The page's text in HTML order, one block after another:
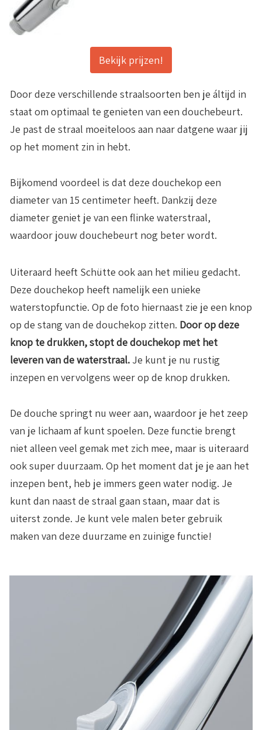
Bekijk prijzen!
Door deze verschillende straalsoorten ben je áltijd in
staat om optimaal te genieten van een douchebeurt.
Je past de straal moeiteloos aan naar datgene waar jij
op het moment zin in hebt.
Bijkomend voordeel is dat deze douchekop een
diameter van 15 centimeter heeft. Dankzij deze
diameter geniet je van een flinke waterstraal,
waardoor jouw douchebeurt nog beter wordt.
Uiteraard heeft Schütte ook aan het milieu gedacht.
Deze douchekop heeft namelijk een unieke
waterstopfunctie. Op de foto hiernaast zie je een knop
op de stang van de douchekop zitten. Door op deze
knop te drukken, stopt de douchekop met het
leveren van de waterstraal. Je kunt je nu rustig
inzepen en vervolgens weer op de knop drukken.
De douche springt nu weer aan, waardoor je het zeep
van je lichaam af kunt spoelen. Deze functie brengt
niet alleen veel gemak met zich mee, maar is uiteraard
ook super duurzaam. Op het moment dat je je aan het
inzepen bent, heb je immers geen water nodig. Je
kunt dan naast de straal gaan staan, maar dat is
uiterst zonde. Je kunt vele malen beter gebruik
maken van deze duurzame en zuinige functie!